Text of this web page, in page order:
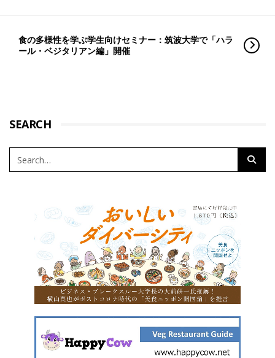
食の多様性を学ぶ学生向けセミナー：筑波大学で「ハラ
ール・ベジタリアン編」開催
SEARCH